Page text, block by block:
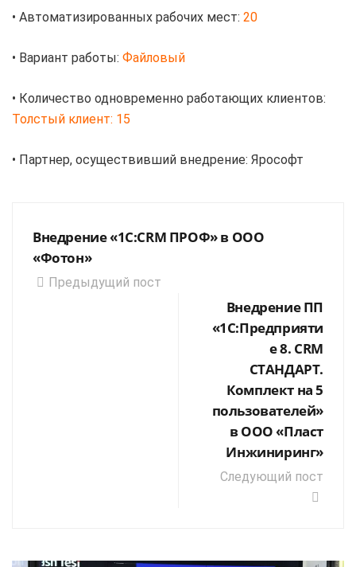
• Автоматизированных рабочих мест: 20
• Вариант работы: Файловый
• Количество одновременно работающих клиентов:
Толстый клиент: 15
• Партнер, осуществивший внедрение: Ярософт
Внедрение «1С:CRM ПРОФ» в ООО
«Фотон»
Предыдущий пост
Внедрение ПП
«1С:Предприяти
е 8. CRM
СТАНДАРТ.
Комплект на 5
пользователей»
в ООО «Пласт
Инжиниринг»
Следующий пост